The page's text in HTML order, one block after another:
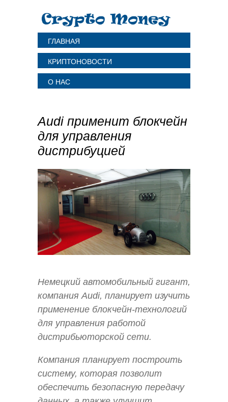
ГЛАВНАЯ
КРИПТОНОВОСТИ
О НАС
Audi применит блокчейн
для управления
дистрибуцией
Немецкий автомобильный гигант,
компания Audi, планирует изучить
применение блокчейн-технологий
для управления работой
дистрибьюторской сети.
Компания планирует построить
систему, которая позволит
обеспечить безопасную передачу